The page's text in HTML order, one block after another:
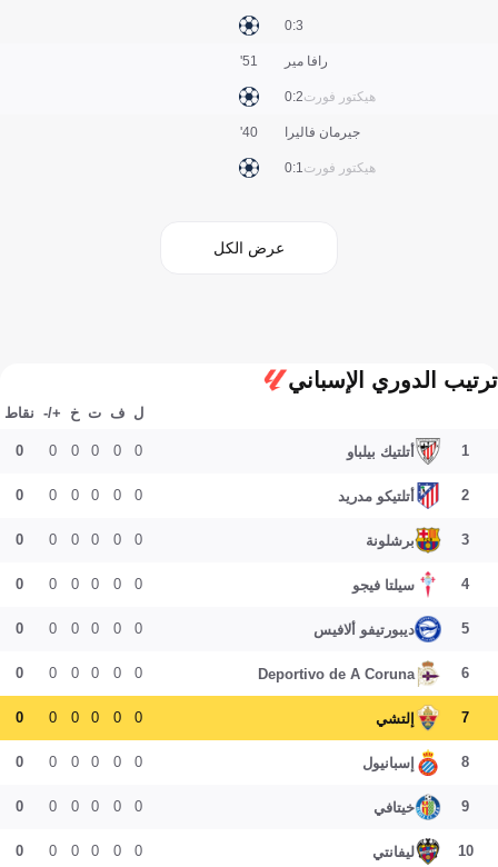
3:0
رافا مير
هيكتور فورت2:0
51'
جيرمان فاليرا
هيكتور فورت1:0
40'
عرض الكل
ترتيب الدوري الإسباني
ل ف ت خ +/- نقاط
1 أتلتيك بيلباو 0
0
0
0
0
0
2 أتلتيكو مدريد 0
0
0
0
0
0
3 برشلونة 0
0
0
0
0
0
4 سيلتا فيجو 0
0
0
0
0
0
5 ديبورتيفو ألافيس 0
0
0
0
0
0
6
Deportivo de A Coruna
0
0
0
0
0
0
7 إلتشي 0
0
0
0
0
0
8 إسبانيول 0
0
0
0
0
0
9 خيتافي 0
0
0
0
0
0
10 ليفانتي 0
0
0
0
0
0